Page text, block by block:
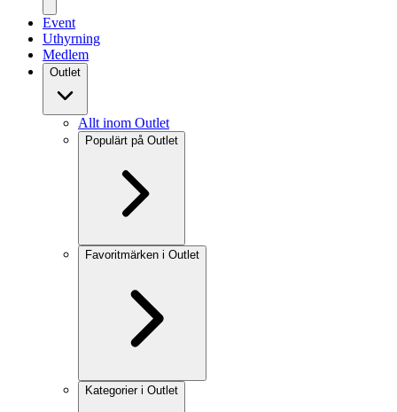
Event
Uthyrning
Medlem
Outlet
Allt inom Outlet
Populärt på Outlet
Favoritmärken i Outlet
Kategorier i Outlet